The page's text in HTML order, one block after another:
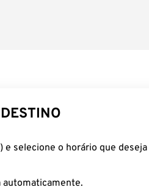
e selecione o horário que
automaticamente.